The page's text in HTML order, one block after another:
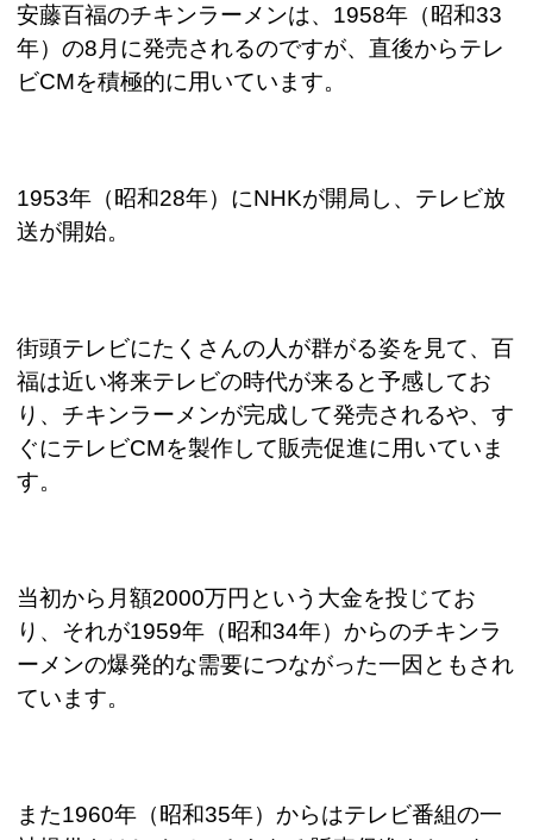
安藤百福のチキンラーメンは、 1958年（昭和33
年）の8 月に発売されるのですが、直後からテレ
ビCMを積極的に用いています。
1953年（昭和28年）にNHKが開局し、テレビ放
送が開始。
街頭テレビにたくさんの人が群がる姿を見て、百
福は近い将来テレビの時代が来ると予感してお
り、チキンラーメンが完成して発売されるや、す
ぐにテレビCMを製作して販売促進に用いていま
す。
当初から月額2000万円という大金を投じてお
り、それが1959年（昭和34年）からのチキンラ
ーメンの爆発的な需要につながった一因ともされ
ています。
また1960年（昭和35年）からはテレビ番組の一